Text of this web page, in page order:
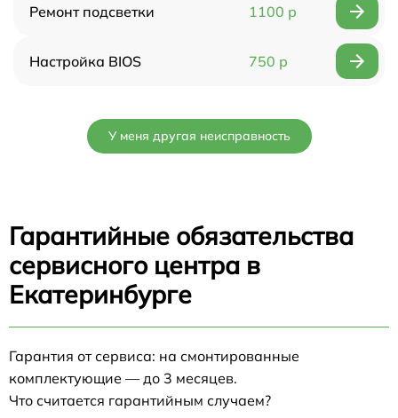
Ремонт подсветки 1100 р
Настройка BIOS 750 р
У меня другая неисправность
Гарантийные обязательства
сервисного центра в
Екатеринбурге
Гарантия от сервиса: на смонтированные
комплектующие — до 3 месяцев.
Что считается гарантийным случаем?